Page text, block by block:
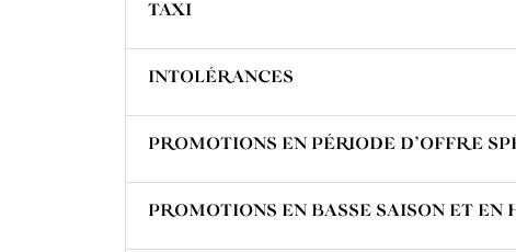
TAXI
INTOLÉRANCES
PROMOTIONS EN PÉRIODE D’OFFRE
PROMOTIONS EN BASSE SAISON ET EN